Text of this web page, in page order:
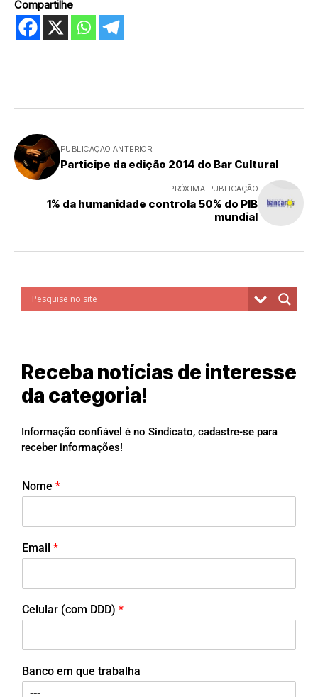
Compartilhe
PUBLICAÇÃO ANTERIOR
Participe da edição 2014 do Bar Cultural
PRÓXIMA PUBLICAÇÃO
1% da humanidade controla 50% do PIB
mundial
Receba notícias de interesse
da categoria!
Informação confiável é no Sindicato, cadastre-se para
receber informações!
Nome *
Email *
Celular (com DDD) *
Banco em que trabalha